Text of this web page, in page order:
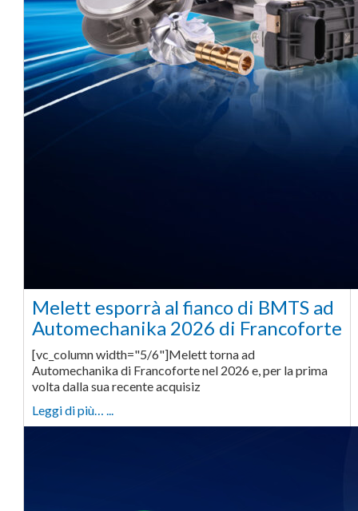
Melett esporrà al fianco di BMTS ad
Automechanika 2026 di Francoforte
[vc_column width="5/6"]Melett torna ad
Automechanika di Francoforte nel 2026 e, per la prima
volta dalla sua recente acquisiz
Leggi di più… ...